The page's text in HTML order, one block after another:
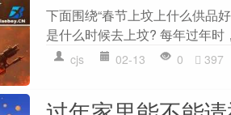
下面围绕“春节上坟上什么供品
是什么时候去上坟? 每年过年
cjs 02-13 0 397